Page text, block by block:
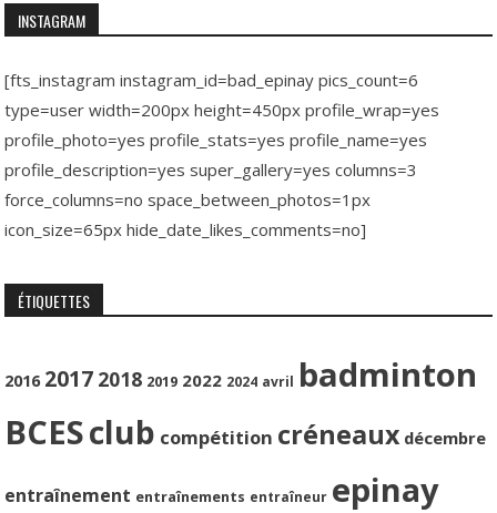
INSTAGRAM
[fts_instagram instagram_id=bad_epinay pics_count=6
type=user width=200px height=450px profile_wrap=yes
profile_photo=yes profile_stats=yes profile_name=yes
profile_description=yes super_gallery=yes columns=3
force_columns=no space_between_photos=1px
icon_size=65px hide_date_likes_comments=no]
ÉTIQUETTES
2016 2017 2018 2019 2022 2024 avril badminton
BCESclub compétition créneaux décembre
entraînement entraînements entraîneur epinay